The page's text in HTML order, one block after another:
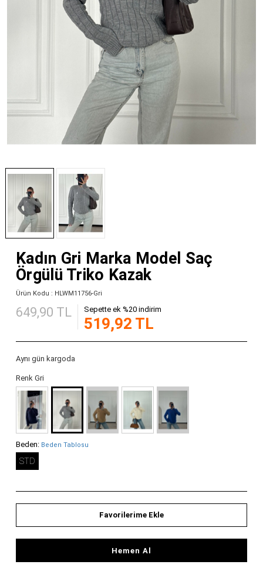
Kadın Gri Marka Model Saç
Örgülü Triko Kazak
Ürün Kodu : HLWM11756-Gri
649,90 TL Sepette ek %20 indirim
519,92 TL
Aynı gün kargoda
Renk Gri
Beden: Beden Tablosu
STD
Favorilerime Ekle
Hemen Al